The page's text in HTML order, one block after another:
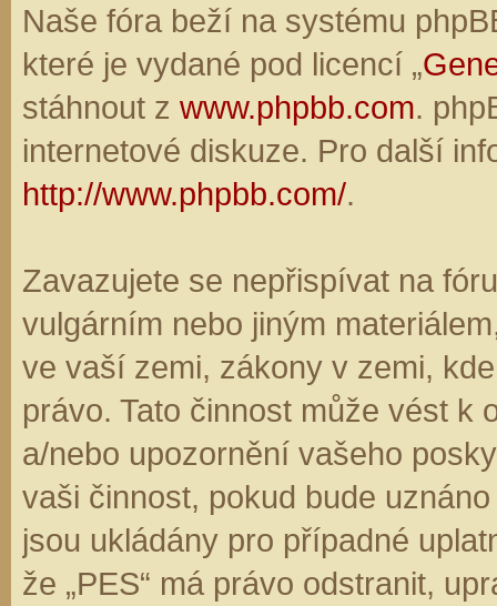
Naše fóra beží na systému
které je vydané pod licencí „
stáhnout z www.phpbb.com.
internetové diskuze. Pro další
http://www.phpbb.com/.
Zavazujete se nepřispívat na
vulgárním nebo jiným
ve vaší zemi, zákony v zemi,
právo. Tato činnost může vést k
a/nebo upozornění vašeho
vaši činnost, pokud bude
jsou ukládány pro případné
že „PES“ má právo odstranit,